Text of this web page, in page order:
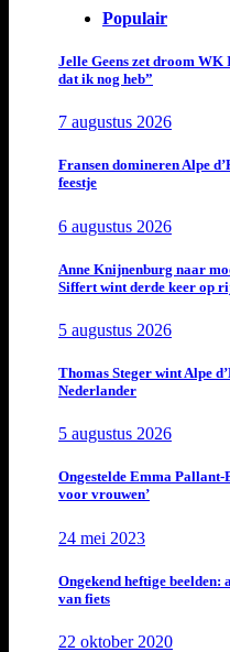
Populair
Jelle Geens zet droom WK
dat ik nog heb”
7 augustus 2026
Fransen domineren Alpe
feestje
6 augustus 2026
Anne Knijnenburg naar
Siffert wint derde keer op
5 augustus 2026
Thomas Steger wint Alpe
Nederlander
5 augustus 2026
Ongestelde Emma
voor vrouwen’
24 mei 2023
Ongekend heftige
van fiets
22 oktober 2020